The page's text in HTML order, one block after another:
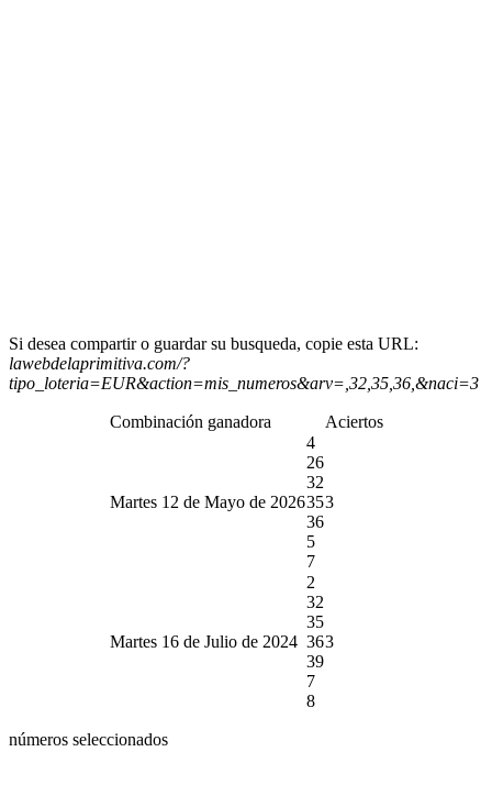
Si desea compartir o guardar su busqueda, copie esta URL:
lawebdelaprimitiva.com/?
tipo_loteria=EUR&action=mis_numeros&arv=,32,35,36,&naci=3
Combinación ganadora Aciertos
Martes 12 de Mayo de 2026
4
26
32
35
36
5
7
3
Martes 16 de Julio de 2024
2
32
35
36
39
7
8
3
números seleccionados